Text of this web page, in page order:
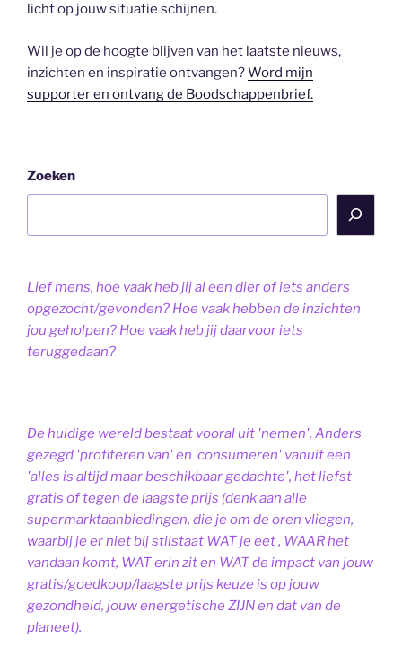
licht op jouw situatie schijnen.
Wil je op de hoogte blijven van het laatste nieuws,
inzichten en inspiratie ontvangen?Word mijn
supporter en ontvang de Boodschappenbrief.
Zoeken
Lief mens, hoe vaak heb jij al een dier of iets anders
opgezocht/gevonden? Hoe vaak hebben de inzichten
jou geholpen? Hoe vaak heb jij daarvoor iets
teruggedaan?
De huidige wereld bestaat vooral uit 'nemen'. Anders
gezegd 'profiteren van' en 'consumeren' vanuit een
'alles is altijd maar beschikbaar gedachte', het liefst
gratis of tegen de laagste prijs (denk aan alle
supermarktaanbiedingen, die je om de oren vliegen,
waarbij je er niet bij stilstaat WAT je eet , WAAR het
vandaan komt, WAT erin zit en WAT de impact van jouw
gratis/goedkoop/laagste prijs keuze is op jouw
gezondheid, jouw energetische ZIJN en dat van de
planeet).